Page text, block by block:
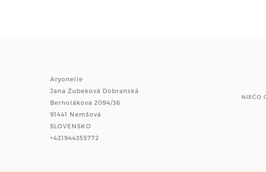
Aryonelle
Jana Zubeková Dobranská
Bernolákova 2094/36
91441 Nemšová
SLOVENSKO
+421944355772
NIEČO